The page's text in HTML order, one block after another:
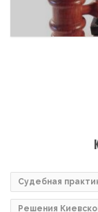
Судебная
Решения